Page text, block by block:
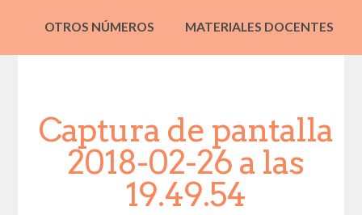
OTROS NÚMEROS MATERIALES DOCENTES
Captura de pantalla
2018-02-26 a las
19.49.54